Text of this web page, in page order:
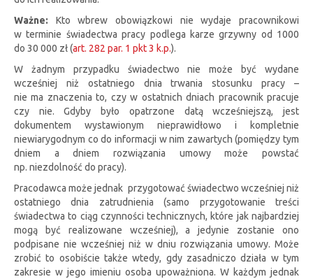
Ważne: Kto wbrew obowiązkowi nie wydaje pracownikowi
w terminie świadectwa pracy podlega karze grzywny od 1000
do 30 000 zł (art. 282 par. 1 pkt 3 k.p.).
W żadnym przypadku świadectwo nie może być wydane
wcześniej niż ostatniego dnia trwania stosunku pracy –
nie ma znaczenia to, czy w ostatnich dniach pracownik pracuje
czy nie. Gdyby było opatrzone datą wcześniejszą, jest
dokumentem wystawionym nieprawidłowo i kompletnie
niewiarygodnym co do informacji w nim zawartych (pomiędzy tym
dniem a dniem rozwiązania umowy może powstać
np. niezdolność do pracy).
Pracodawca może jednak przygotować świadectwo wcześniej niż
ostatniego dnia zatrudnienia (samo przygotowanie treści
świadectwa to ciąg czynności technicznych, które jak najbardziej
mogą być realizowane wcześniej), a jedynie zostanie ono
podpisane nie wcześniej niż w dniu rozwiązania umowy. Może
zrobić to osobiście także wtedy, gdy zasadniczo działa w tym
zakresie w jego imieniu osoba upoważniona. W każdym jednak